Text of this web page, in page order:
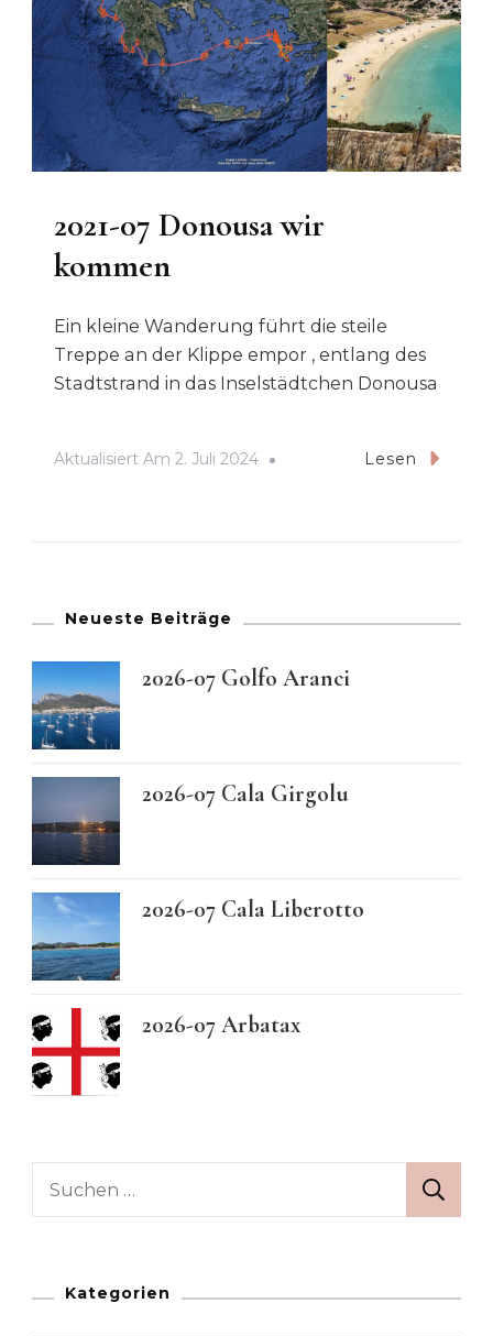
2021-07 Donousa wir
kommen
Ein kleine Wanderung führt die steile
Treppe an der Klippe empor , entlang des
Stadtstrand in das Inselstädtchen Donousa
Aktualisiert Am 2. Juli 2024 Lesen
Neueste Beiträge
2026-07 Golfo Aranci
2026-07 Cala Girgolu
2026-07 Cala Liberotto
2026-07 Arbatax
Suchen
Kategorien